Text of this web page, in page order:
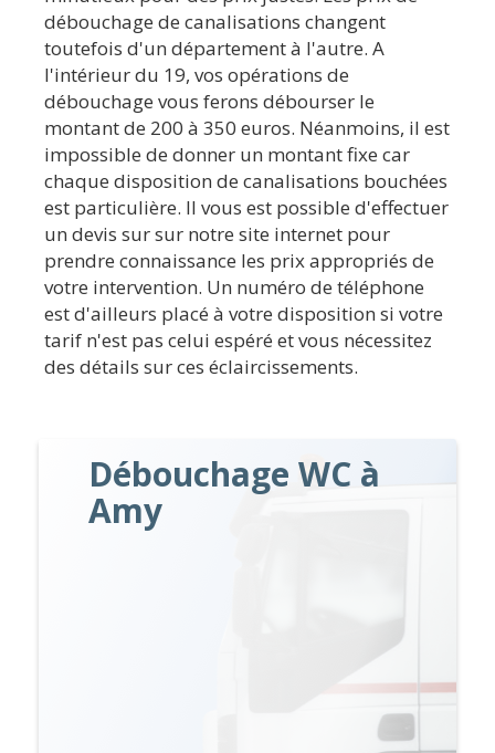
débouchage de canalisations changent
toutefois d'un département à l'autre. A
l'intérieur du 19, vos opérations de
débouchage vous ferons débourser le
montant de 200 à 350 euros. Néanmoins, il est
impossible de donner un montant fixe car
chaque disposition de canalisations bouchées
est particulière. Il vous est possible d'effectuer
un devis sur sur notre site internet pour
prendre connaissance les prix appropriés de
votre intervention. Un numéro de téléphone
est d'ailleurs placé à votre disposition si votre
tarif n'est pas celui espéré et vous nécessitez
des détails sur ces éclaircissements.
Débouchage WC à
Amy